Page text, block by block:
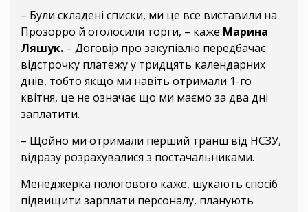
– Були складені списки, ми це все виставили на
Прозорро й оголосили торги, – каже Марина
Ляшук. – Договір про закупівлю передбачає
відстрочку платежу у тридцять календарних
днів, тобто якщо ми навіть отримали 1-го
квітня, це не означає що ми маємо за два дні
заплатити.
– Щойно ми отримали перший транш від НСЗУ,
відразу розрахувалися з постачальниками.
Менеджерка пологового каже, шукають спосіб
підвищити зарплати персоналу, планують